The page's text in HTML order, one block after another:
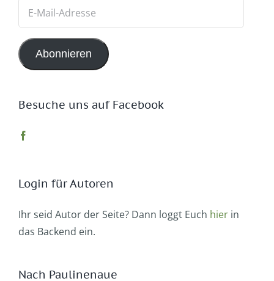
Adresse
Abonnieren
Besuche uns auf Facebook
Login für Autoren
Ihr seid Autor der Seite? Dann loggt Euch hier in
das Backend ein.
Nach Paulinenaue